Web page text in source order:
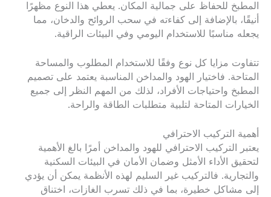
المطبخ للحفاظ على جمالية المكان. يعطي هذا النوع مظهرًا
أنيقًا، بالإضافة إلى كفاءته في سحب الروائح والدخان، مما
يجعله مناسبًا للاستخدام اليومي وفي البيئات الراقية.
تتفاوت مزايا كل نوع وفقًا للاستخدام المطلوب والمساحة
المتاحة. فاختيار الهود والمداخن المناسبة يعتمد على تصميم
المطبخ واحتياجات الأفراد، لذلك من المهم النظر إلى جميع
الخيارات المتاحة لتلبية متطلبات الطاقة والراحة.
أهمية التركيب الاحترافي
يعتبر التركيب الاحترافي للهود والمداخن أمرًا بالغ الأهمية
لتحقيق الأداء الأمثل وضمان الأمان في البيئات السكنية
والتجارية. فالتركيب غير السليم لهذه الأنظمة يمكن أن يؤدي
إلى مشاكل خطيرة، بما في ذلك تسرب الغازات، اختناق